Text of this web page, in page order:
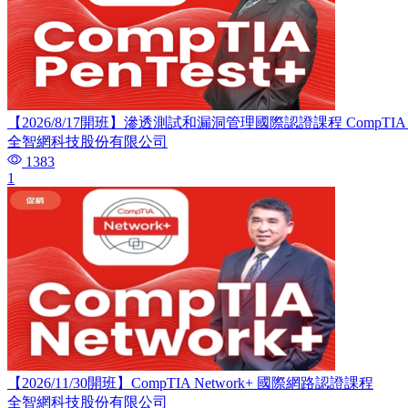
【2026/8/17開班】滲透測試和漏洞管理國際認證課程 CompTIA
全智網科技股份有限公司
1383
1
【2026/11/30開班】CompTIA Network+ 國際網路認證課程
全智網科技股份有限公司